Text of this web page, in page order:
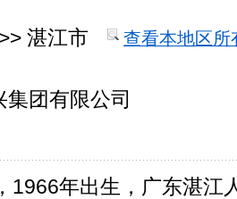
湛江市 查看本地区所
集团有限公司
年出生，广东湛江